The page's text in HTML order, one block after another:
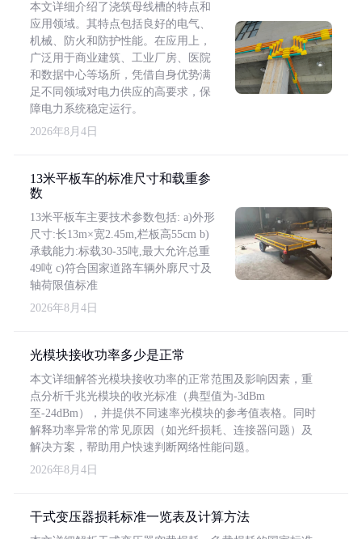
本文详细介绍了浇筑母线槽的特点和
应用领域。其特点包括良好的电气、
机械、防火和防护性能。在应用上，
广泛用于商业建筑、工业厂房、医院
和数据中心等场所，凭借自身优势满
足不同领域对电力供应的高要求，保
障电力系统稳定运行。
2026年8月4日
13米平板车的标准尺寸和载重参
数
13米平板车主要技术参数包括: a)外形
尺寸:长13m×宽2.45m,栏板高55cm b)
承载能力:标载30-35吨,最大允许总重
49吨 c)符合国家道路车辆外廓尺寸及
轴荷限值标准
2026年8月4日
光模块接收功率多少是正常
本文详细解答光模块接收功率的正常范围及影响因素，重
点分析千兆光模块的收光标准（典型值为-3dBm
至-24dBm），并提供不同速率光模块的参考值表格。同时
解释功率异常的常见原因（如光纤损耗、连接器问题）及
解决方案，帮助用户快速判断网络性能问题。
2026年8月4日
干式变压器损耗标准一览表及计算方法